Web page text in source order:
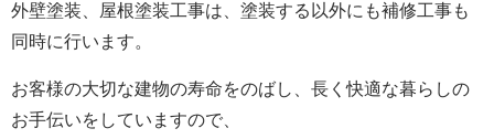
外壁塗装、屋根塗装工事は、塗装する以外にも補修工事も
同時に行います。
お客様の大切な建物の寿命をのばし、長く快適な暮らしの
お手伝いをしていますので、